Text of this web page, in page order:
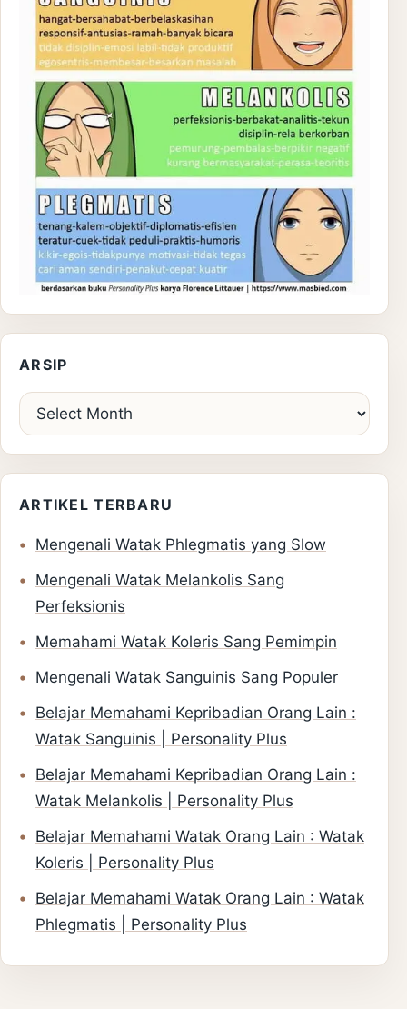
ARSIP
Arsip
ARTIKEL TERBARU
Mengenali Watak Phlegmatis yang Slow
Mengenali Watak Melankolis Sang
Perfeksionis
Memahami Watak Koleris Sang Pemimpin
Mengenali Watak Sanguinis Sang Populer
Belajar Memahami Kepribadian Orang Lain :
Watak Sanguinis | Personality Plus
Belajar Memahami Kepribadian Orang Lain :
Watak Melankolis | Personality Plus
Belajar Memahami Watak Orang Lain : Watak
Koleris | Personality Plus
Belajar Memahami Watak Orang Lain : Watak
Phlegmatis | Personality Plus